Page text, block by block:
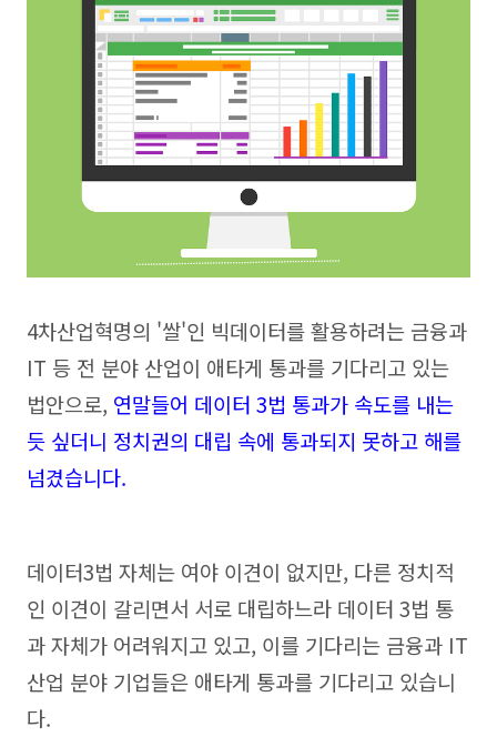
4차산업혁명의 '쌀'인 빅데이터를 활용하려는 금융과
IT 등 전 분야 산업이 애타게 통과를 기다리고 있는
법안으로, 연말들어 데이터 3법 통과가 속도를 내는
듯 싶더니 정치권의 대립 속에 통과되지 못하고 해를
넘겼습니다.
데이터3법 자체는 여야 이견이 없지만, 다른 정치적
인 이견이 갈리면서 서로 대립하느라 데이터 3법 통
과 자체가 어려워지고 있고, 이를 기다리는 금융과 IT
산업 분야 기업들은 애타게 통과를 기다리고 있습니
다.